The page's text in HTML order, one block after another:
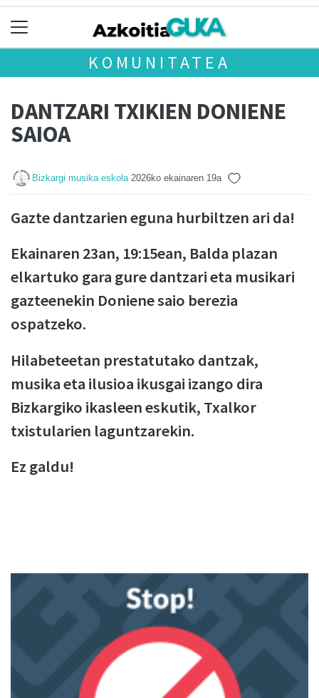
KOMUNITATEA
DANTZARI TXIKIEN DONIENE
SAIOA
Bizkargi musika eskola 2026ko ekainaren 19a
Gazte dantzarien eguna hurbiltzen ari da!
Ekainaren 23an, 19:15ean, Balda plazan
elkartuko gara gure dantzari eta musikari
gazteenekin Doniene saio berezia
ospatzeko.
Hilabeteetan prestatutako dantzak,
musika eta ilusioa ikusgai izango dira
Bizkargiko ikasleen eskutik, Txalkor
txistularien laguntzarekin.
Ez galdu!